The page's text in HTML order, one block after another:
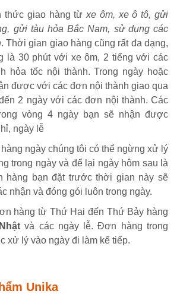
thức giao hàng từxe ôm, xe ô tô, gửi
gửi tàu hỏa Bắc Nam, sử dụng các
. Thời gian giao hàng cũng rất đa dạng,
là 30 phút với xe ôm, 2 tiếng với các
hỏa tốc nội thành. Trong ngày hoặc
được với các đơn nội thành giao qua
2 ngày với các đơn nội thành. Các
vòng 4 ngày bạn sẽ nhận được
ngày lễ
ngày chúng tôi có thể ngừng xử lý
trong ngày và để lại ngày hôm sau là
hàng bạn đặt trước thời gian này sẽ
nhận và đóng gói luôn trong ngày.
hàng từ Thứ Hai đến Thứ Bảy hàng
và các ngày lễ. Đơn hàng trong
xử lý vào ngày đi làm kế tiếp.
Unika